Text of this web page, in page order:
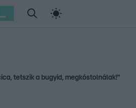
István Most Wanted
tetszik a bugyid, megkóstolnálak!"